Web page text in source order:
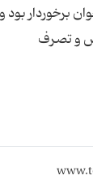
برخوردار
و تصرف